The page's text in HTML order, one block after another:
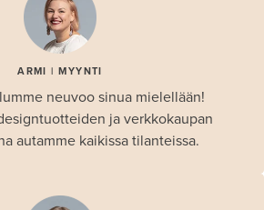
ARMI | MYYNTI
neuvoo sinua mielellään!
ja verkkokaupan
autamme kaikissa tilanteissa.